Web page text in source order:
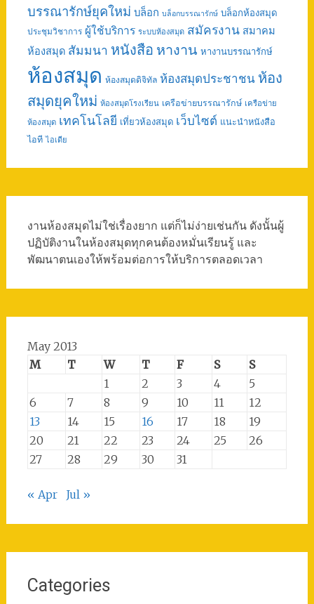
บรรณารักษ์ยุคใหม่ บล็อก บล็อกบรรณารักษ์ บล็อกห้องสมุด
ประชุมวิชาการ ผู้ใช้บริการ ระบบห้องสมุด สมัครงาน สมาคม
ห้องสมุด สัมมนา หนังสือ หางาน หางานบรรณารักษ์
ห้องสมุด ห้องสมุดดิจิทัล ห้องสมุดประชาชน ห้อง
สมุดยุคใหม่ ห้องสมุดโรงเรียน เครือข่ายบรรณารักษ์ เครือข่าย
ห้องสมุด เทคโนโลยี เที่ยวห้องสมุด เว็บไซต์ แนะนำหนังสือ
ไอที ไอเดีย
งานห้องสมุดไม่ใช่เรื่องยาก แต่ก็ไม่ง่ายเช่นกัน ดังนั้นผู้
ปฏิบัติงานในห้องสมุดทุกคนต้องหมั่นเรียนรู้ และ
พัฒนาตนเองให้พร้อมต่อการให้บริการตลอดเวลา
May 2013
M
T W T F S
S
1
2 3 4
5
6
7 8 9 10 11
12
13
14 15 16 17 18
19
20
21 22 23 24 25
26
27
28 29 30 31
« Apr Jul »
Categories